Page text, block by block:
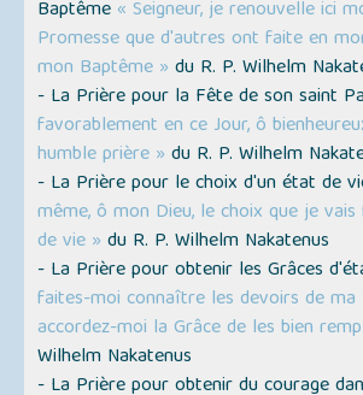
Baptême « Seigneur, je renouvelle ici
Promesse que d'autres ont faite en
mon Baptême » du R. P. Wilhelm
- La Prière pour la Fête de son saint
favorablement en ce Jour, ô
humble prière » du R. P. Wilhelm
- La Prière pour le choix d'un état de
même, ô mon Dieu, le choix que je
de vie » du R. P. Wilhelm Nakatenus
- La Prière pour obtenir les Grâces
faites-moi connaître les devoirs de
accordez-moi la Grâce de les bien
Wilhelm Nakatenus
- La Prière pour obtenir du courage